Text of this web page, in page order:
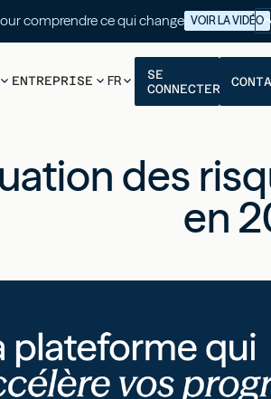
: 30 minutes pour comprendre ce qui change VOIR LA VIDÉO
ENTREPRISE FR
SE
CONNECTER
des
en